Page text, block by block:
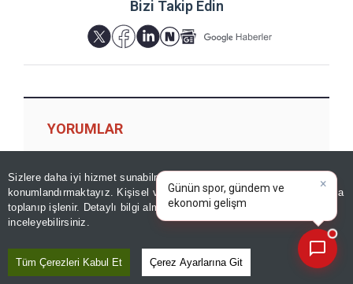
Sizlere daha iyi hizmet sunabilmek adına sitemizde
konumlandırmaktayız. Kişisel verileriniz, KVKK ve GDPR kapsamında
toplanıp işlenir. Detaylı bilgi almak içinAydınlatma Metnimizi
inceleyebilirsiniz.
Tüm Çerezleri Kabul Et Çerez Ayarlarına Git
Bizi Takip Edin
YORUMLAR
Yorum için giriş yapın
×
Günün spor, gündem ve
ekonomi gelişmelerini analiz
edin!|